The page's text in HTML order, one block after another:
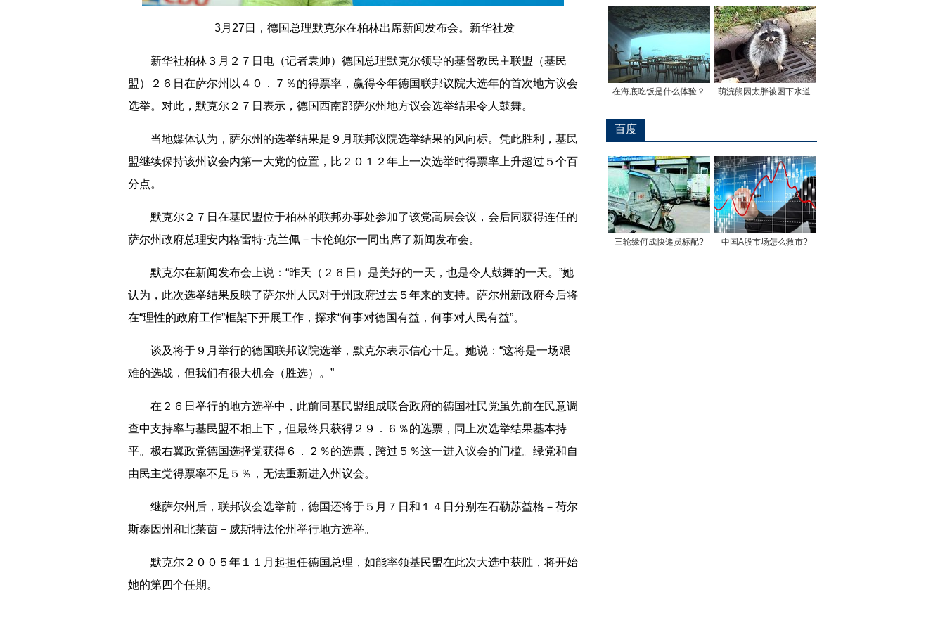
3月27日，德国总理默克尔在柏林出席新闻发布会。新华社发
新华社柏林３月２７日电（记者袁帅）德国总理默克尔领导的基督教民主联盟（基民
盟）２６日在萨尔州以４０．７％的得票率，赢得今年德国联邦议院大选年的首次地方议会
选举。对此，默克尔２７日表示，德国西南部萨尔州地方议会选举结果令人鼓舞。
当地媒体认为，萨尔州的选举结果是９月联邦议院选举结果的风向标。凭此胜利，基民
盟继续保持该州议会内第一大党的位置，比２０１２年上一次选举时得票率上升超过５个百
分点。
默克尔２７日在基民盟位于柏林的联邦办事处参加了该党高层会议，会后同获得连任的
萨尔州政府总理安内格雷特·克兰佩－卡伦鲍尔一同出席了新闻发布会。
默克尔在新闻发布会上说：“昨天（２６日）是美好的一天，也是令人鼓舞的一天。”她
认为，此次选举结果反映了萨尔州人民对于州政府过去５年来的支持。萨尔州新政府今后将
在“理性的政府工作”框架下开展工作，探求“何事对德国有益，何事对人民有益”。
谈及将于９月举行的德国联邦议院选举，默克尔表示信心十足。她说：“这将是一场艰
难的选战，但我们有很大机会（胜选）。”
在２６日举行的地方选举中，此前同基民盟组成联合政府的德国社民党虽先前在民意调
查中支持率与基民盟不相上下，但最终只获得２９．６％的选票，同上次选举结果基本持
平。极右翼政党德国选择党获得６．２％的选票，跨过５％这一进入议会的门槛。绿党和自
由民主党得票率不足５％，无法重新进入州议会。
继萨尔州后，联邦议会选举前，德国还将于５月７日和１４日分别在石勒苏益格－荷尔
斯泰因州和北莱茵－威斯特法伦州举行地方选举。
默克尔２００５年１１月起担任德国总理，如能率领基民盟在此次大选中获胜，将开始
她的第四个任期。
在海底吃饭是什么体验？ 萌浣熊因太胖被困下水道
百度
三轮缘何成快递员标配? 中国A股市场怎么救市?